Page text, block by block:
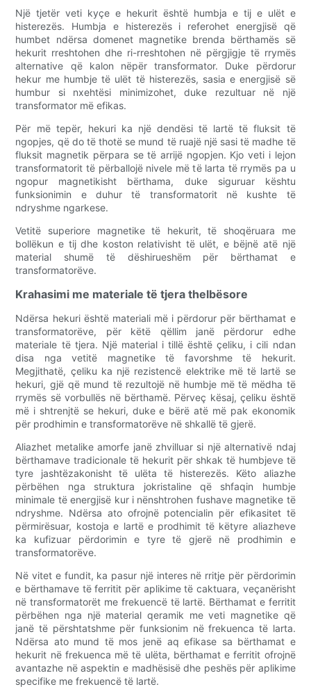
Një tjetër veti kyçe e hekurit është humbja e tij e ulët e
histerezës. Humbja e histerezës i referohet energjisë që
humbet ndërsa domenet magnetike brenda bërthamës së
hekurit rreshtohen dhe ri-rreshtohen në përgjigje të rrymës
alternative që kalon nëpër transformator. Duke përdorur
hekur me humbje të ulët të histerezës, sasia e energjisë së
humbur si nxehtësi minimizohet, duke rezultuar në një
transformator më efikas.
Për më tepër, hekuri ka një dendësi të lartë të fluksit të
ngopjes, që do të thotë se mund të ruajë një sasi të madhe të
fluksit magnetik përpara se të arrijë ngopjen. Kjo veti i lejon
transformatorit të përballojë nivele më të larta të rrymës pa u
ngopur magnetikisht bërthama, duke siguruar kështu
funksionimin e duhur të transformatorit në kushte të
ndryshme ngarkese.
Vetitë superiore magnetike të hekurit, të shoqëruara me
bollëkun e tij dhe koston relativisht të ulët, e bëjnë atë një
material shumë të dëshirueshëm për bërthamat e
transformatorëve.
Krahasimi me materiale të tjera thelbësore
Ndërsa hekuri është materiali më i përdorur për bërthamat e
transformatorëve, për këtë qëllim janë përdorur edhe
materiale të tjera. Një material i tillë është çeliku, i cili ndan
disa nga vetitë magnetike të favorshme të hekurit.
Megjithatë, çeliku ka një rezistencë elektrike më të lartë se
hekuri, gjë që mund të rezultojë në humbje më të mëdha të
rrymës së vorbullës në bërthamë. Përveç kësaj, çeliku është
më i shtrenjtë se hekuri, duke e bërë atë më pak ekonomik
për prodhimin e transformatorëve në shkallë të gjerë.
Aliazhet metalike amorfe janë zhvilluar si një alternativë ndaj
bërthamave tradicionale të hekurit për shkak të humbjeve të
tyre jashtëzakonisht të ulëta të histerezës. Këto aliazhe
përbëhen nga struktura jokristaline që shfaqin humbje
minimale të energjisë kur i nënshtrohen fushave magnetike të
ndryshme. Ndërsa ato ofrojnë potencialin për efikasitet të
përmirësuar, kostoja e lartë e prodhimit të këtyre aliazheve
ka kufizuar përdorimin e tyre të gjerë në prodhimin e
transformatorëve.
Në vitet e fundit, ka pasur një interes në rritje për përdorimin
e bërthamave të ferritit për aplikime të caktuara, veçanërisht
në transformatorët me frekuencë të lartë. Bërthamat e ferritit
përbëhen nga një material qeramik me veti magnetike që
janë të përshtatshme për funksionim në frekuenca të larta.
Ndërsa ato mund të mos jenë aq efikase sa bërthamat e
hekurit në frekuenca më të ulëta, bërthamat e ferritit ofrojnë
avantazhe në aspektin e madhësisë dhe peshës për aplikime
specifike me frekuencë të lartë.